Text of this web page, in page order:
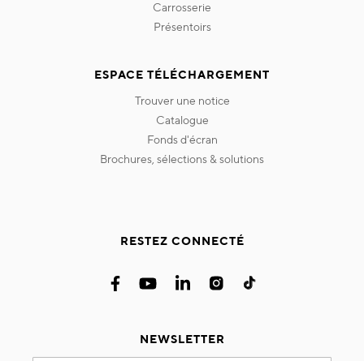
carrosserie
présentoirs
ESPACE TÉLÉCHARGEMENT
trouver une notice
catalogue
fonds d'écran
brochures, sélections & solutions
RESTEZ CONNECTÉ
NEWSLETTER